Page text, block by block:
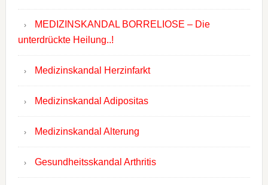
MEDIZINSKANDAL BORRELIOSE – Die
unterdrückte Heilung..!
Medizinskandal Herzinfarkt
Medizinskandal Adipositas
Medizinskandal Alterung
Gesundheitsskandal Arthritis